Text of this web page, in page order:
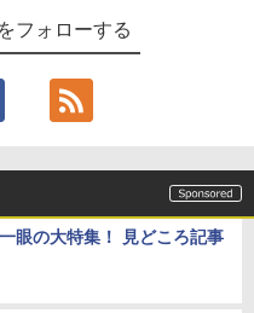
フォローする
眼の大特集！ 見どころ記事